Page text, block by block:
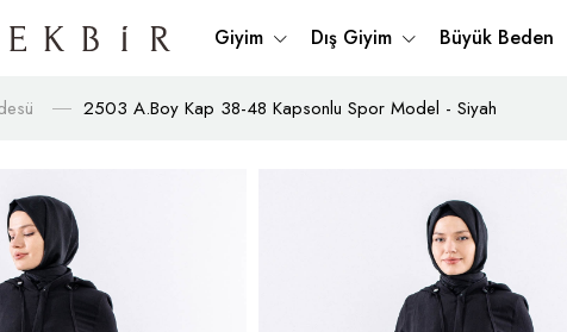
Giyim Dış Giyim Büyük Beden
2503 A.boy Kap 38-48 Kapsonlu Spor Model - Siyah